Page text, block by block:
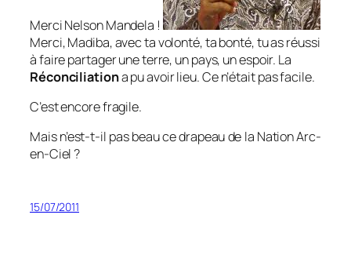
Merci Nelson Mandela !
Merci, Madiba, avec ta volonté, ta bonté, tu as réussi
à faire partager une terre, un pays, un espoir. La
Réconciliationa pu avoir lieu. Ce n’était pas facile.
C’est encore fragile.
Mais n’est-t-il pas beau ce drapeau de la Nation Arc-
en-Ciel ?
15/07/2011